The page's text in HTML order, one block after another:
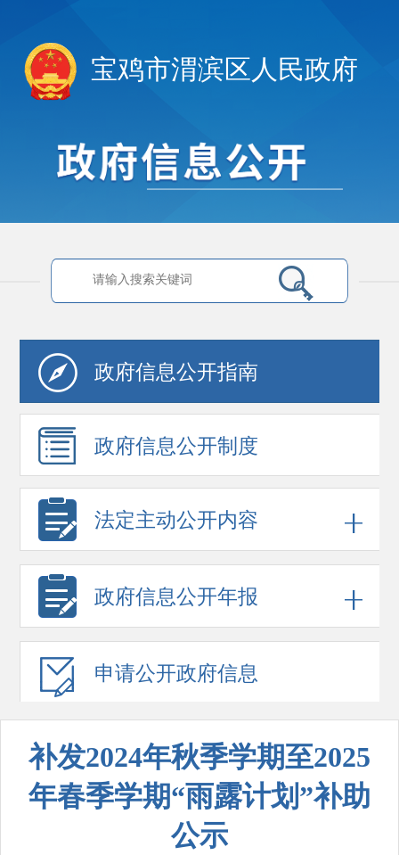
宝鸡市渭滨区人民政府
政府信息公开指南
政府信息公开制度
法定主动公开内容
政府信息公开年报
申请公开政府信息
补发2024年秋季学期至2025
年春季学期“雨露计划”补助
公示